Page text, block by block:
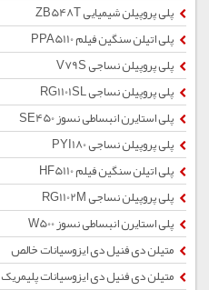
پلی پروپیلن شیمیایی ZB548T
پلی اتیلن سنگین فیلم PPA5110
پلی پروپیلن نساجی V79S
پلی پروپیلن نساجی RG1101SL
پلی استایرن انبساطی نسوز SE450
پلی پروپیلن نساجی PYI180
پلی اتیلن سنگین فیلم HF5110
پلی پروپیلن نساجی RG1102M
پلی استایرن انبساطی نسوز W500
متیلن دی فنیل دی ایزوسیانات خالص
متیلن دی فنیل دی ایزوسیانات پلیمریک